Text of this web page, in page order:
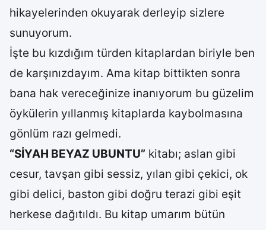
hikayelerinden okuyarak derleyip sizlere
sunuyorum.
İşte bu kızdığım türden kitaplardan biriyle ben
de karşınızdayım. Ama kitap bittikten sonra
bana hak vereceğinize inanıyorum bu güzelim
öykülerin yıllanmış kitaplarda kaybolmasına
gönlüm razı gelmedi.
“SİYAH BEYAZ UBUNTU” kitabı; aslan gibi
cesur, tavşan gibi sessiz, yılan gibi çekici, ok
gibi delici, baston gibi doğru terazi gibi eşit
herkese dağıtıldı. Bu kitap umarım bütün